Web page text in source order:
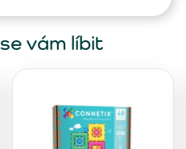
vám líbit